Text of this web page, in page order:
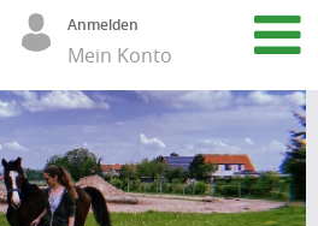
Anmelden
Mein Konto